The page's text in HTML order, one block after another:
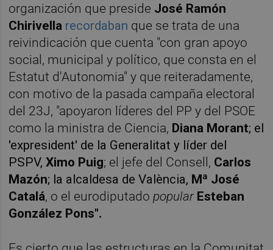
organización que preside José Ramón
Chirivella recordaban que se trata de una
reivindicación que cuenta "con gran apoyo
social, municipal y político, que consta en el
Estatut d'Autonomia" y que reiteradamente,
con motivo de la pasada campaña electoral
del 23J, "apoyaron líderes del PP y del PSOE
como la ministra de Ciencia, Diana Morant; el
'expresident' de la Generalitat y líder del
PSPV,Ximo Puig; el jefe del Consell, Carlos
Mazón; la alcaldesa de València, Mª José
Catalá, o el eurodiputado popular Esteban
González Pons".